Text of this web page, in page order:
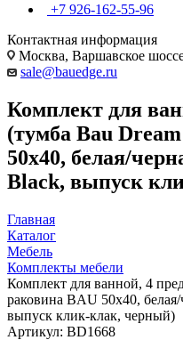
+7 926-162-55-96
Контактная информация
Москва, Варшавское
sale@bauedge.ru
Комплект для
(тумба Bau
50х40, белая/
Black, выпуск
Главная
Каталог
Мебель
Комплекты мебели
Комплект для ванной, 4
раковина BAU 50х40,
выпуск клик-клак, черный)
Артикул: BD1668